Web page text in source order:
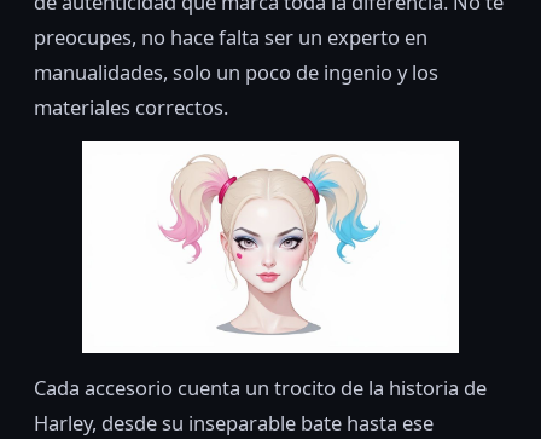
preocupes, no hace falta ser un experto en
manualidades, solo un poco de ingenio y los
materiales correctos.
Cada accesorio cuenta un trocito de la historia de
Harley, desde su inseparable bate hasta ese